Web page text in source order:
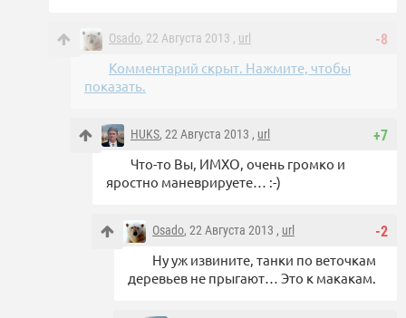
-8
Osado, 22 Августа 2013 , url
Комментарий скрыт. Нажмите, чтобы
показать.
+7
HUKS, 22 Августа 2013 , url
Что-то Вы, ИМХО, очень громко и
яростно маневрируете… :-)
-2
Osado, 22 Августа 2013 , url
Ну уж извините, танки по веточкам
деревьев не прыгают… Это к макакам.